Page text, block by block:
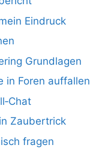
Eindruck
Grundlagen
in Foren auffallen
Zaubertrick
fragen